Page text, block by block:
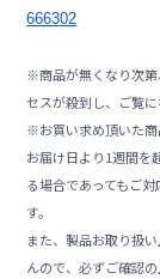
666302
※商品が無くなり次第
セスが殺到し、ご覧
※お買い求め頂いた商
お届け日より1週間を
る場合であってもご
す。
また、製品お取り扱
んので、必ずご確認